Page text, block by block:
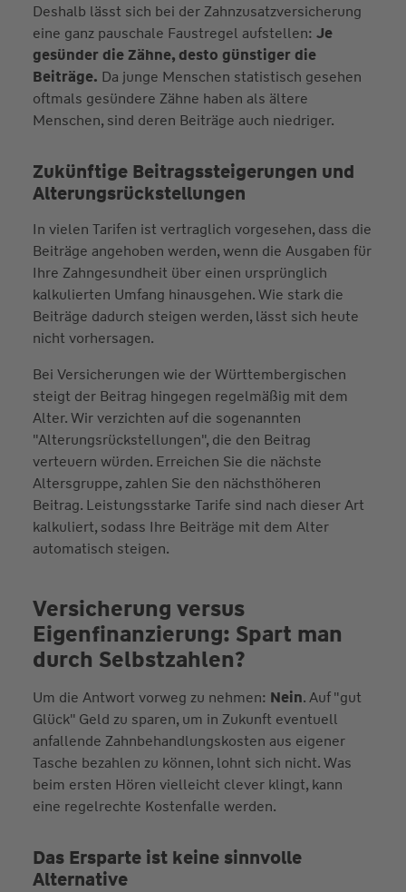
Deshalb lässt sich bei der Zahnzusatzversicherung
eine ganz pauschale Faustregel aufstellen: Je
gesünder die Zähne, desto günstiger die
Beiträge. Da junge Menschen statistisch gesehen
oftmals gesündere Zähne haben als ältere
Menschen, sind deren Beiträge auch niedriger.
Zukünftige Beitragssteigerungen und
Alterungsrückstellungen
In vielen Tarifen ist vertraglich vorgesehen, dass die
Beiträge angehoben werden, wenn die Ausgaben für
Ihre Zahngesundheit über einen ursprünglich
kalkulierten Umfang hinausgehen. Wie stark die
Beiträge dadurch steigen werden, lässt sich heute
nicht vorhersagen.
Bei Versicherungen wie der Württembergischen
steigt der Beitrag hingegen regelmäßig mit dem
Alter. Wir verzichten auf die sogenannten
"Alterungsrückstellungen", die den Beitrag
verteuern würden. Erreichen Sie die nächste
Altersgruppe, zahlen Sie den nächsthöheren
Beitrag. Leistungsstarke Tarife sind nach dieser Art
kalkuliert, sodass Ihre Beiträge mit dem Alter
automatisch steigen.
Versicherung versus
Eigenfinanzierung: Spart man
durch Selbstzahlen?
Um die Antwort vorweg zu nehmen: Nein. Auf "gut
Glück" Geld zu sparen, um in Zukunft eventuell
anfallende Zahnbehandlungskosten aus eigener
Tasche bezahlen zu können, lohnt sich nicht. Was
beim ersten Hören vielleicht clever klingt, kann
eine regelrechte Kostenfalle werden.
Das Ersparte ist keine sinnvolle
Alternative